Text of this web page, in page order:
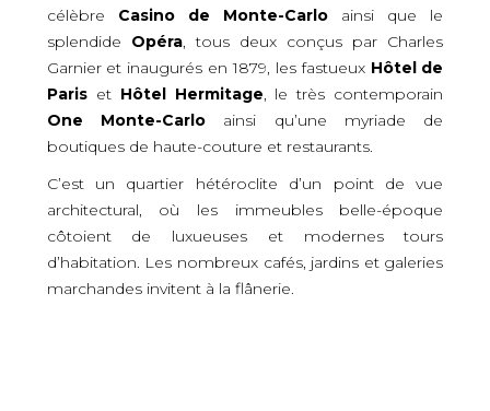
célèbre Casino de Monte-Carlo ainsi que le
splendide Opéra, tous deux conçus par Charles
Garnier et inaugurés en 1879, les fastueux Hôtel de
Pariset Hôtel Hermitage , le très contemporain
One Monte-Carloainsi qu’une myriade de
boutiques de haute-couture et restaurants.
C’est un quartier hétéroclite d’un point de vue
architectural, où les immeubles belle-époque
côtoient de luxueuses et modernes tours
d’habitation. Les nombreux cafés, jardins et galeries
marchandes invitent à la flânerie.